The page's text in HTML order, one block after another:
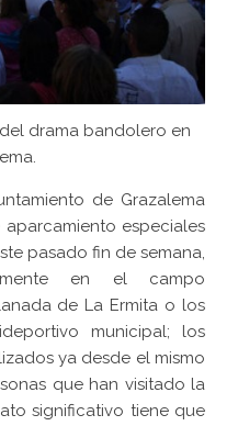
drama bandolero en
de Grazalema
aparcamiento especiales
pasado fin de semana,
en el campo
de La Ermita o los
municipal; los
ya desde el mismo
que han visitado la
significativo tiene que